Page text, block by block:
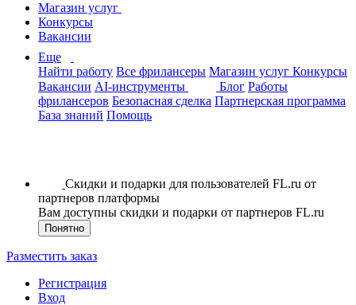
Магазин услуг
Конкурсы
Вакансии
Еще
Найти работу Все фрилансеры Магазин услуг Конкурсы
Вакансии AI-инструменты Блог Работы
фрилансеров Безопасная сделка Партнерская программа
База знаний Помощь
Скидки и подарки для пользователей FL.ru от
партнеров платформы
Вам доступны скидки и подарки от партнеров FL.ru
Понятно
Разместить заказ
Регистрация
Вход